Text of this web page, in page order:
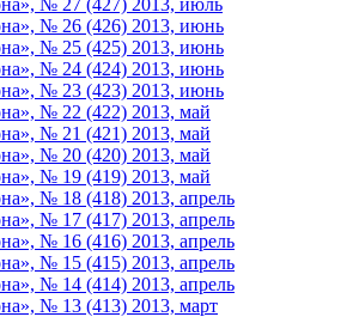
№ 26 (426) 2013, июнь
№ 25 (425) 2013, июнь
№ 24 (424) 2013, июнь
№ 23 (423) 2013, июнь
№ 22 (422) 2013, май
№ 21 (421) 2013, май
№ 20 (420) 2013, май
№ 19 (419) 2013, май
№ 18 (418) 2013, апрель
№ 17 (417) 2013, апрель
№ 16 (416) 2013, апрель
№ 15 (415) 2013, апрель
№ 14 (414) 2013, апрель
№ 13 (413) 2013, март